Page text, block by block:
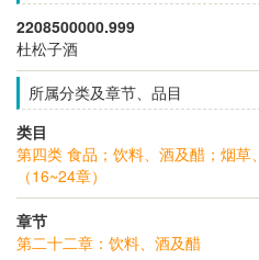
2208500000.999
杜松子酒
所属分类及章节、品目
类目
第四类 食品；饮料、酒及醋；烟草
（16~24章）
章节
第二十二章：饮料、酒及醋